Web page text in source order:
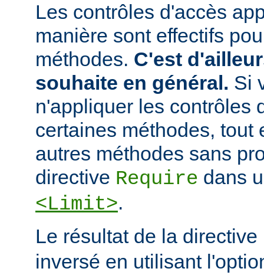
Les contrôles d'accès
manière sont effectifs
méthodes. C'est
souhaite en général. Si
n'appliquer les contrôles
certaines méthodes, tout
autres méthodes sans
directive Require dans
<Limit>.
Le résultat de la directive
inversé en utilisant